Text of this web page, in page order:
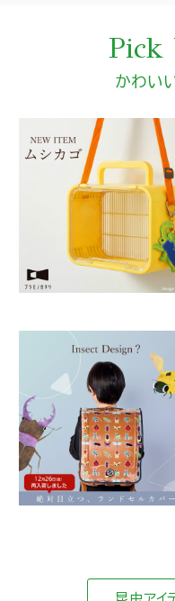
Pick
かわい